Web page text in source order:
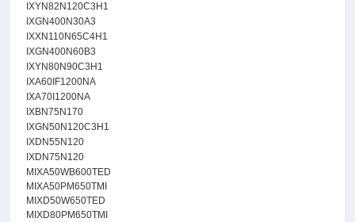
IXYN82N120C3H1
IXGN400N30A3
IXXN110N65C4H1
IXGN400N60B3
IXYN80N90C3H1
IXA60IF1200NA
IXA70I1200NA
IXBN75N170
IXGN50N120C3H1
IXDN55N120
IXDN75N120
MIXA50WB600TED
MIXA50PM650TMI
MIXD50W650TED
MIXD80PM650TMI